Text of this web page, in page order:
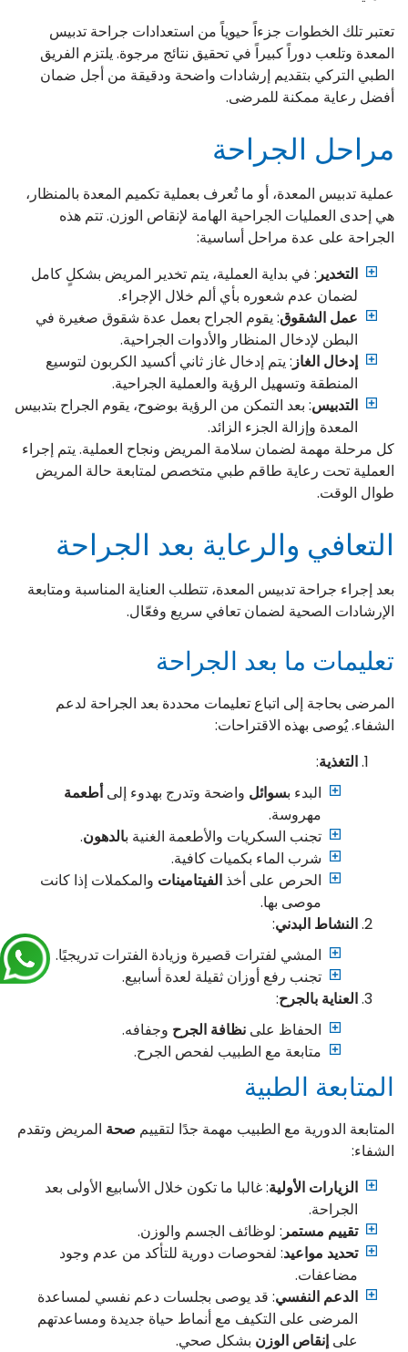
تعتبر تلك الخطوات جزءاً حيوياً من استعدادات جراحة تدبيس
المعدة وتلعب دوراً كبيراً في تحقيق نتائج مرجوة. يلتزم الفريق
الطبي التركي بتقديم إرشادات واضحة ودقيقة من أجل ضمان
أفضل رعاية ممكنة للمرضى.
مراحل الجراحة
عملية تدبيس المعدة، أو ما تُعرف بعملية تكميم المعدة بالمنظار،
هي إحدى العمليات الجراحية الهامة لإنقاص الوزن. تتم هذه
الجراحة على عدة مراحل أساسية:
التخدير: في بداية العملية، يتم تخدير المريض بشكلٍ كامل
لضمان عدم شعوره بأي ألم خلال الإجراء.
عمل الشقوق: يقوم الجراح بعمل عدة شقوق صغيرة في
البطن لإدخال المنظار والأدوات الجراحية.
إدخال الغاز: يتم إدخال غاز ثاني أكسيد الكربون لتوسيع
المنطقة وتسهيل الرؤية والعملية الجراحية.
التدبيس: بعد التمكن من الرؤية بوضوح، يقوم الجراح بتدبيس
المعدة وإزالة الجزء الزائد.
كل مرحلة مهمة لضمان سلامة المريض ونجاح العملية. يتم إجراء
العملية تحت رعاية طاقم طبي متخصص لمتابعة حالة المريض
طوال الوقت.
التعافي والرعاية بعد الجراحة
بعد إجراء جراحة تدبيس المعدة، تتطلب العناية المناسبة ومتابعة
الإرشادات الصحية لضمان تعافي سريع وفعّال.
تعليمات ما بعد الجراحة
المرضى بحاجة إلى اتباع تعليمات محددة بعد الجراحة لدعم
الشفاء. يُوصى بهذه الاقتراحات:
التغذية:
البدء بسوائل واضحة وتدرج بهدوء إلىأطعمة
مهروسة.
تجنب السكريات والأطعمة الغنية بالدهون.
شرب الماء بكميات كافية.
الحرص على أخذ الفيتامينات والمكملات إذا كانت
موصى بها.
النشاط البدني:
المشي لفترات قصيرة وزيادة الفترات تدريجيًا.
تجنب رفع أوزان ثقيلة لعدة أسابيع.
العناية بالجرح:
الحفاظ على نظافة الجرح وجفافه.
متابعة مع الطبيب لفحص الجرح.
المتابعة الطبية
المتابعة الدورية مع الطبيب مهمة جدًا لتقييم صحة المريض وتقدم
الشفاء:
الزيارات الأولية: غالبا ما تكون خلال الأسابيع الأولى بعد
الجراحة.
تقييم مستمر: لوظائف الجسم والوزن.
تحديد مواعيد: لفحوصات دورية للتأكد من عدم وجود
مضاعفات.
الدعم النفسي: قد يوصى بجلسات دعم نفسي لمساعدة
المرضى على التكيف مع أنماط حياة جديدة ومساعدتهم
على إنقاص الوزن بشكل صحي.